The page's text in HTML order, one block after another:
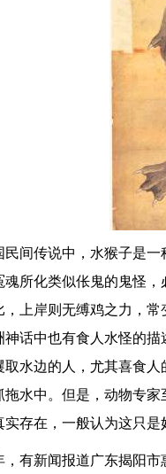
民间传说中，水猴子是
魂所化类似伥鬼的鬼怪，
，上岸则无缚鸡之力，
神话中也有食人水怪的
取水边的人，尤其喜食人
拖水中。但是，动物专
实存在，一般认为这只是
，有新闻报道广东揭阳市